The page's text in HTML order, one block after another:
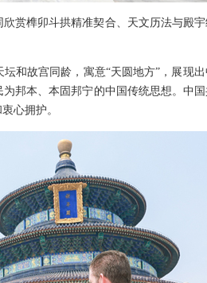
赏榫卯斗拱精准契合、天文历法与殿
和故宫同龄，寓意“天圆地方”，展现
邦本、本固邦宁的中国传统思想。中
心拥护。